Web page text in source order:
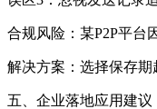
合规风险：某P2P平台
解决方案：选择保存
五、企业落地应用建议